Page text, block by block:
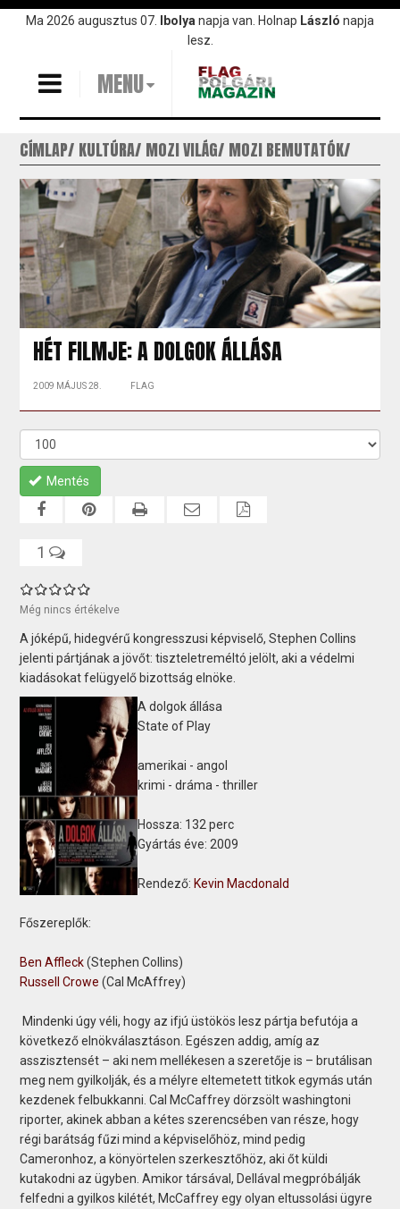
UgrásMa 2026 augusztus 07. Ibolya napja van. Holnap László napja
lesz.
MENU
CÍMLAP KULTÚRA MOZI VILÁG MOZI BEMUTATÓK
HÉT FILMJE: A DOLGOK ÁLLÁSA
2009 MÁJUS 28. FLAG
Mentés
1
Még nincs értékelve
A jóképű, hidegvérű kongresszusi képviselő, Stephen Collins
jelenti pártjának a jövőt: tiszteletreméltó jelölt, aki a védelmi
kiadásokat felügyelő bizottság elnöke.
A dolgok állása
State of Play
amerikai - angol
krimi - dráma - thriller
Hossza: 132 perc
Gyártás éve: 2009
Rendező: Kevin Macdonald
Főszereplők:
Ben Affleck(Stephen Collins)
Russell Crowe (Cal McAffrey)
Mindenki úgy véli, hogy az ifjú üstökös lesz pártja befutója a
következő elnökválasztáson. Egészen addig, amíg az
asszisztensét – aki nem mellékesen a szeretője is – brutálisan
meg nem gyilkolják, és a mélyre eltemetett titkok egymás után
kezdenek felbukkanni. Cal McCaffrey dörzsölt washingtoni
riporter, akinek abban a kétes szerencsében van része, hogy
régi barátság fűzi mind a képviselőhöz, mind pedig
Cameronhoz, a könyörtelen szerkesztőhöz, aki őt küldi
kutakodni az ügyben. Amikor társával, Dellával megpróbálják
felfedni a gyilkos kilétét, McCaffrey egy olyan eltussolási ügyre